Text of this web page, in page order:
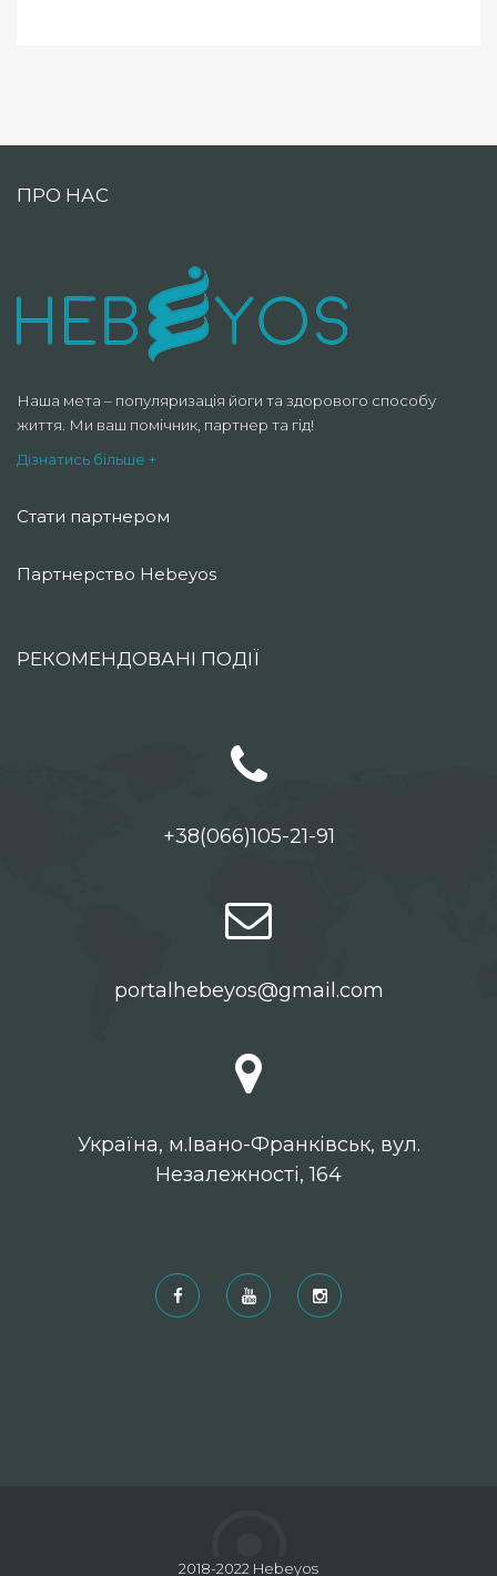
ПРО НАС
Наша мета – популяризація йоги та здорового способу
життя. Ми ваш помічник, партнер та гід!
Дізнатись більше +
Стати партнером
Партнерство Hebeyos
РЕКОМЕНДОВАНІ ПОДІЇ
+38(066)105-21-91
portalhebeyos@gmail.com
Українa, м.Івано-Франківськ, вул.
Незалежності, 164
2018-2022 Hebeyos